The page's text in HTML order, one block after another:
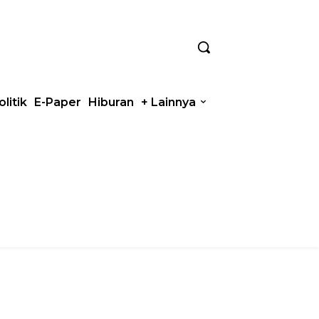
E-Paper Hiburan + Lainnya